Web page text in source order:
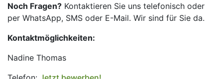
Noch Fragen? Kontaktieren Sie uns telefonisch oder
per WhatsApp, SMS oder E-Mail. Wir sind für Sie da.
Kontaktmöglichkeiten:
Nadine Thomas